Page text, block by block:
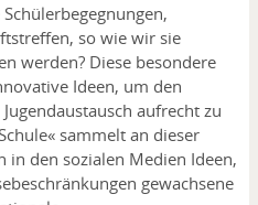
so wie wir sie
werden? Diese besondere
Ideen, um den
aufrecht zu
sammelt an dieser
in den sozialen Medien Ideen,
gewachsene